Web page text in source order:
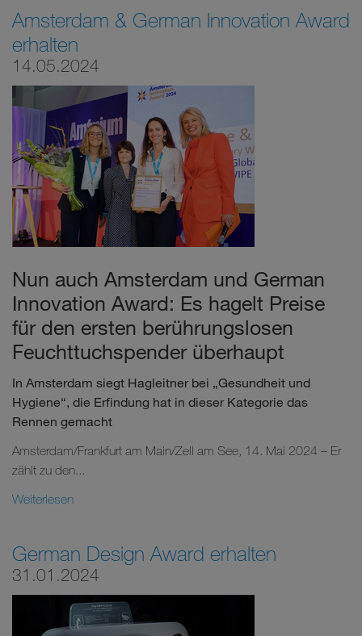
Amsterdam & German Innovation Award
erhalten
14.05.2024
Nun auch Amsterdam und German
Innovation Award: Es hagelt Preise
für den ersten berührungslosen
Feuchttuchspender überhaupt
In Amsterdam siegt Hagleitner bei „Gesundheit und
Hygiene“, die Erfindung hat in dieser Kategorie das
Rennen gemacht
Amsterdam/Frankfurt am Main/Zell am See, 14. Mai 2024 – Er
zählt zu den...
Weiterlesen
German Design Award erhalten
31.01.2024